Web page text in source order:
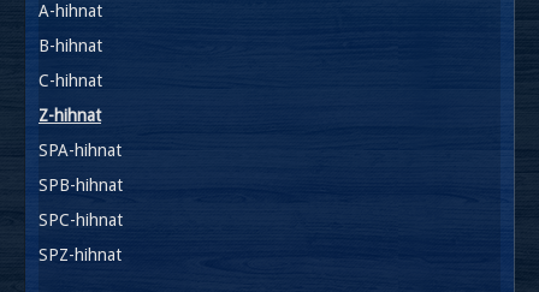
A-hihnat
B-hihnat
C-hihnat
Z-hihnat
SPA-hihnat
SPB-hihnat
SPC-hihnat
SPZ-hihnat